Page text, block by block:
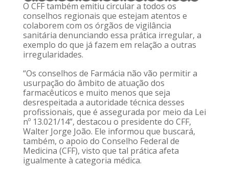
O CFF também emitiu circular a todos os
conselhos regionais que estejam atentos e
colaborem com os órgãos de vigilância
sanitária denunciando essa prática irregular, a
exemplo do que já fazem em relação a outras
irregularidades.
“Os conselhos de Farmácia não vão permitir a
usurpação do âmbito de atuação dos
farmacêuticos e muito menos que seja
desrespeitada a autoridade técnica desses
profissionais, que é assegurada por meio da Lei
nº 13.021/14”, destacou o presidente do CFF,
Walter Jorge João. Ele informou que buscará,
também, o apoio do Conselho Federal de
Medicina (CFF), visto que tal prática afeta
igualmente à categoria médica.